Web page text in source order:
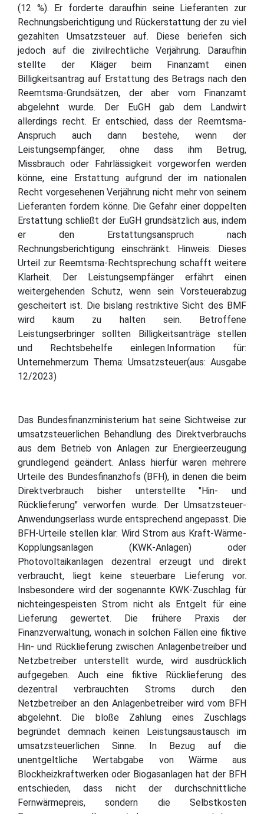
(12 %). Er forderte daraufhin seine Lieferanten zur
Rechnungsberichtigung und Rückerstattung der zu viel
gezahlten Umsatzsteuer auf. Diese beriefen sich
jedoch auf die zivilrechtliche Verjährung. Daraufhin
stellte der Kläger beim Finanzamt einen
Billigkeitsantrag auf Erstattung des Betrags nach den
Reemtsma-Grundsätzen, der aber vom Finanzamt
abgelehnt wurde. Der EuGH gab dem Landwirt
allerdings recht. Er entschied, dass der Reemtsma-
Anspruch auch dann bestehe, wenn der
Leistungsempfänger, ohne dass ihm Betrug,
Missbrauch oder Fahrlässigkeit vorgeworfen werden
könne, eine Erstattung aufgrund der im nationalen
Recht vorgesehenen Verjährung nicht mehr von seinem
Lieferanten fordern könne. Die Gefahr einer doppelten
Erstattung schließt der EuGH grundsätzlich aus, indem
er den Erstattungsanspruch nach
Rechnungsberichtigung einschränkt. Hinweis: Dieses
Urteil zur Reemtsma-Rechtsprechung schafft weitere
Klarheit. Der Leistungsempfänger erfährt einen
weitergehenden Schutz, wenn sein Vorsteuerabzug
gescheitert ist. Die bislang restriktive Sicht des BMF
wird kaum zu halten sein. Betroffene
Leistungserbringer sollten Billigkeitsanträge stellen
und Rechtsbehelfe einlegen.Information für:
Unternehmerzum Thema: Umsatzsteuer(aus: Ausgabe
12/2023)
Das Bundesfinanzministerium hat seine Sichtweise zur
umsatzsteuerlichen Behandlung des Direktverbrauchs
aus dem Betrieb von Anlagen zur Energieerzeugung
grundlegend geändert. Anlass hierfür waren mehrere
Urteile des Bundesfinanzhofs (BFH), in denen die beim
Direktverbrauch bisher unterstellte "Hin- und
Rücklieferung" verworfen wurde. Der Umsatzsteuer-
Anwendungserlass wurde entsprechend angepasst. Die
BFH-Urteile stellen klar: Wird Strom aus Kraft-Wärme-
Kopplungsanlagen (KWK-Anlagen) oder
Photovoltaikanlagen dezentral erzeugt und direkt
verbraucht, liegt keine steuerbare Lieferung vor.
Insbesondere wird der sogenannte KWK-Zuschlag für
nichteingespeisten Strom nicht als Entgelt für eine
Lieferung gewertet. Die frühere Praxis der
Finanzverwaltung, wonach in solchen Fällen eine fiktive
Hin- und Rücklieferung zwischen Anlagenbetreiber und
Netzbetreiber unterstellt wurde, wird ausdrücklich
aufgegeben. Auch eine fiktive Rücklieferung des
dezentral verbrauchten Stroms durch den
Netzbetreiber an den Anlagenbetreiber wird vom BFH
abgelehnt. Die bloße Zahlung eines Zuschlags
begründet demnach keinen Leistungsaustausch im
umsatzsteuerlichen Sinne. In Bezug auf die
unentgeltliche Wertabgabe von Wärme aus
Blockheizkraftwerken oder Biogasanlagen hat der BFH
entschieden, dass nicht der durchschnittliche
Fernwärmepreis, sondern die Selbstkosten